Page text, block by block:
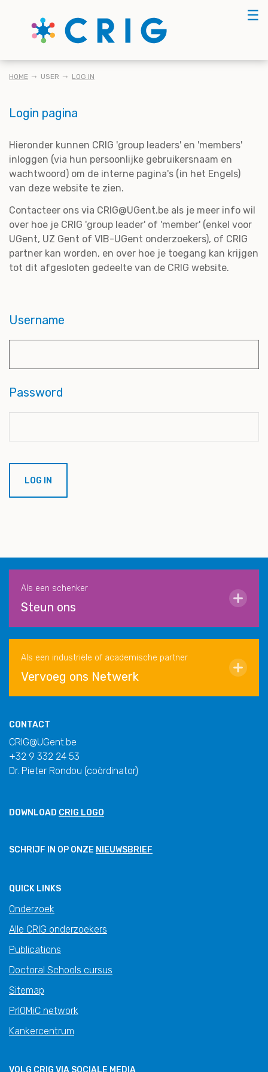
☰
KRUIMELPAD
HOME USER LOG IN
Login pagina
Hieronder kunnen CRIG 'group leaders' en 'members'
inloggen (via hun persoonlijke gebruikersnaam en
wachtwoord) om de interne pagina's (in het Engels)
van deze website te zien.
Contacteer ons via CRIG@UGent.be als je meer info wil
over hoe je CRIG 'group leader' of 'member' (enkel voor
UGent, UZ Gent of VIB-UGent onderzoekers), of CRIG
partner kan worden, en over hoe je toegang kan krijgen
tot dit afgesloten gedeelte van de CRIG website.
Username
Password
Als een schenker
Steun ons
Als een industriële of academische partner
Vervoeg ons Netwerk
CONTACT
CRIG@UGent.be
+32 9 332 24 53
Dr. Pieter Rondou (coördinator)
DOWNLOAD CRIG LOGO
SCHRIJF IN OP ONZE NIEUWSBRIEF
QUICK LINKS
Onderzoek
Alle CRIG onderzoekers
Publications
Doctoral Schools cursus
Sitemap
PrIOMiC network
Kankercentrum
VOLG CRIG VIA SOCIALE MEDIA